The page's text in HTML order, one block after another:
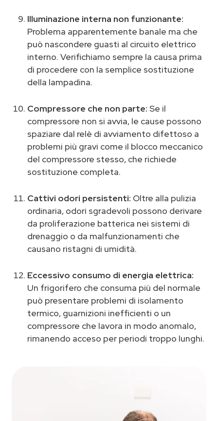
Illuminazione interna non funzionante:
Problema apparentemente banale ma che
può nascondere guasti al circuito elettrico
interno. Verifichiamo sempre la causa prima
di procedere con la semplice sostituzione
della lampadina.
Compressore che non parte: Se il
compressore non si avvia, le cause possono
spaziare dal relè di avviamento difettoso a
problemi più gravi come il blocco meccanico
del compressore stesso, che richiede
sostituzione completa.
Cattivi odori persistenti: Oltre alla pulizia
ordinaria, odori sgradevoli possono derivare
da proliferazione batterica nei sistemi di
drenaggio o da malfunzionamenti che
causano ristagni di umidità.
Eccessivo consumo di energia elettrica:
Un frigorifero che consuma più del normale
può presentare problemi di isolamento
termico, guarnizioni inefficienti o un
compressore che lavora in modo anomalo,
rimanendo acceso per periodi troppo lunghi.